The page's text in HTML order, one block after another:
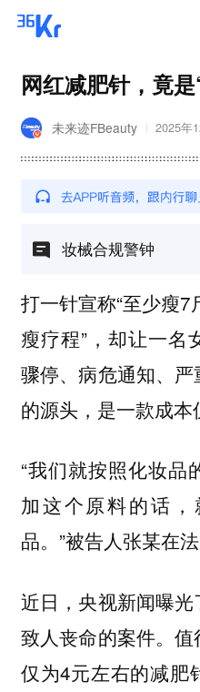
网红减肥针，竟是
未来迹FBeauty 2025年
妆械合规警钟
打一针宣称“至少瘦7
瘦疗程”，却让一
骤停、病危通知、
的源头，是一款成本
“我们就按照化妆品
加这个原料的话
品。”被告人张某在法
近日，央视新闻曝
致人丧命的案件。
仅为4元左右的减肥